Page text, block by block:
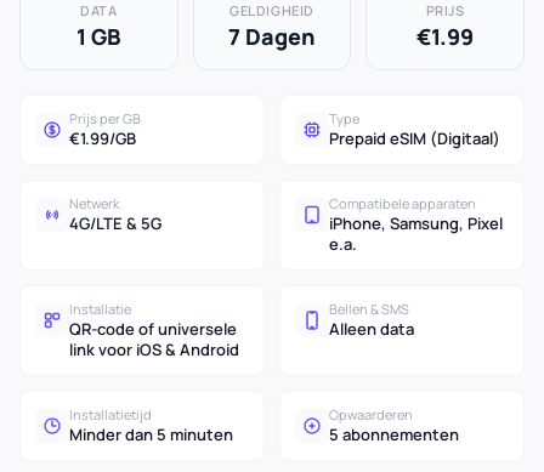
DATA
1 GB
GELDIGHEID
7 Dagen
PRIJS
€1.99
Prijs per GB
€1.99/GB
Type
Prepaid eSIM (Digitaal)
Netwerk
4G/LTE & 5G
Compatibele apparaten
iPhone, Samsung, Pixel
e.a.
Installatie
QR-code of universele
link voor iOS & Android
Bellen & SMS
Alleen data
Installatietijd
Minder dan 5 minuten
Opwaarderen
5 abonnementen